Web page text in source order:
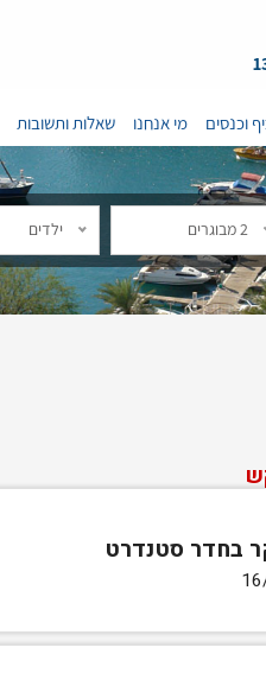
וכנסים מי אנחנו שאלות ותשובות
2 מבוגרים ילדים